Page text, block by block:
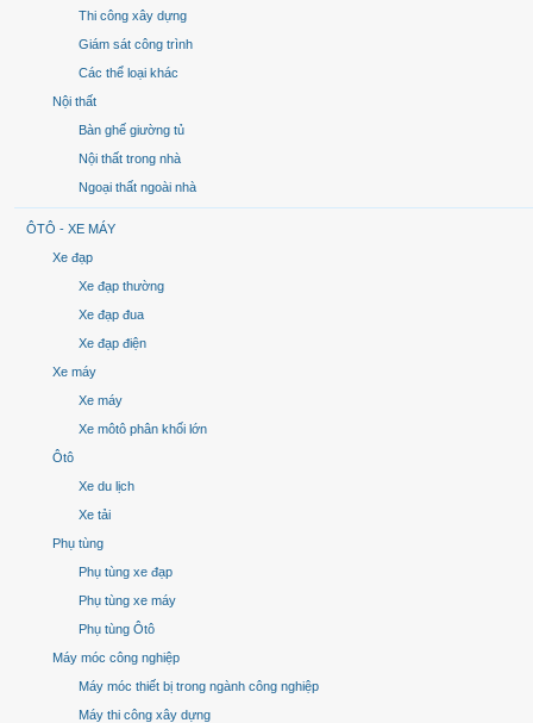
Thi công xây dựng
Giám sát công trình
Các thể loại khác
Nội thất
Bàn ghế giường tủ
Nội thất trong nhà
Ngoại thất ngoài nhà
ÔTÔ - XE MÁY
Xe đạp
Xe đạp thường
Xe đạp đua
Xe đạp điện
Xe máy
Xe máy
Xe môtô phân khối lớn
Ôtô
Xe du lịch
Xe tải
Phụ tùng
Phụ tùng xe đạp
Phụ tùng xe máy
Phụ tùng Ôtô
Máy móc công nghiệp
Máy móc thiết bị trong ngành công nghiệp
Máy thi công xây dựng